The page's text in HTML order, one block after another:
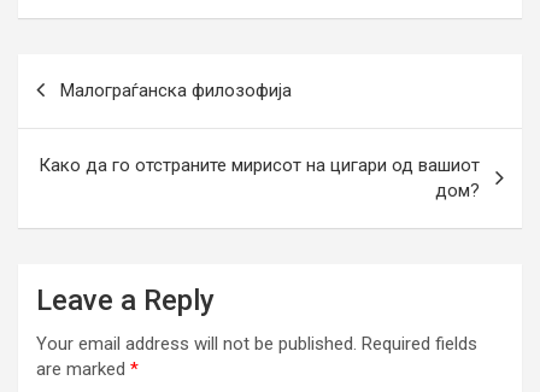
navigation
Малограѓанска филозофија
Како да го отстраните мирисот на цигари од вашиот
дом?
Leave a Reply
Your email address will not be published. Required fields
are marked *